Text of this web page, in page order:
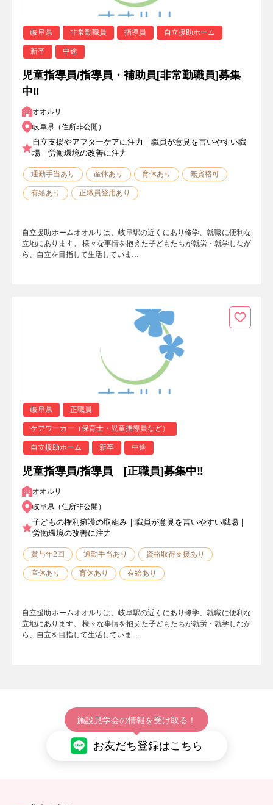
岐阜県 非常勤職員 指導員 自立援助ホーム
新卒 中途
児童指導員/指導員・補助員[非常勤職員]募集
中‼
オオルリ
岐阜県（住所非公開）
自立支援やアフターケアに注力｜職員が意見を言いやすい職
場｜労働環境の改善に注力
通勤手当あり 産休あり 育休あり 無資格可
有給あり 正職員登用あり
自立援助ホームオオルリは、岐阜駅の近くにあり修学、就職に便利な
立地にあります。 様々な事情を抱えた子どもたちが就労・就学しなが
ら、自立を目指して生活していま…
岐阜県 正職員
ケアワーカー（保育士・児童指導員など）
自立援助ホーム 新卒 中途
児童指導員/指導員 [正職員]募集中‼
オオルリ
岐阜県（住所非公開）
子どもの権利擁護の取組み｜職員が意見を言いやすい職場｜
労働環境の改善に注力
賞与年2回 通勤手当あり 資格取得支援あり
産休あり 育休あり 有給あり
自立援助ホームオオルリは、岐阜駅の近くにあり修学、就職に便利な
立地にあります。 様々な事情を抱えた子どもたちが就労・就学しなが
ら、自立を目指して生活していま…
施設見学会の情報を受け取る！
お友だち登録はこちら